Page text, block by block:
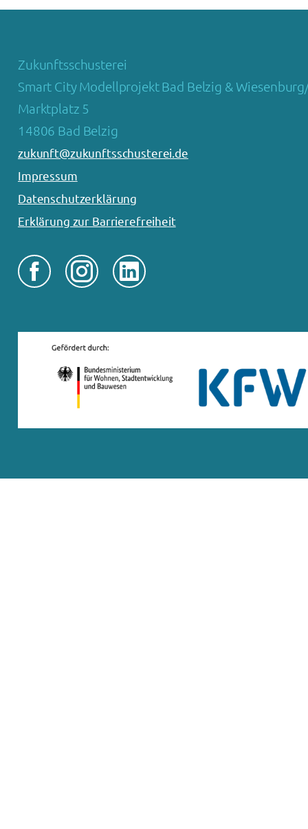
Zukunftsschusterei
Smart City Modellprojekt Bad Belzig &
Marktplatz 5
14806 Bad Belzig
zukunft@zukunftsschusterei.de
Impressum
Datenschutzerklärung
Erklärung zur Barrierefreiheit
  